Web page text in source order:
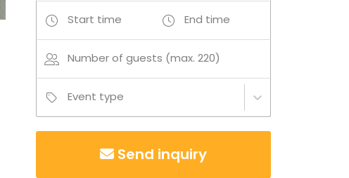
Start time End time
Number of guests (max. 220)
Event type
Send inquiry